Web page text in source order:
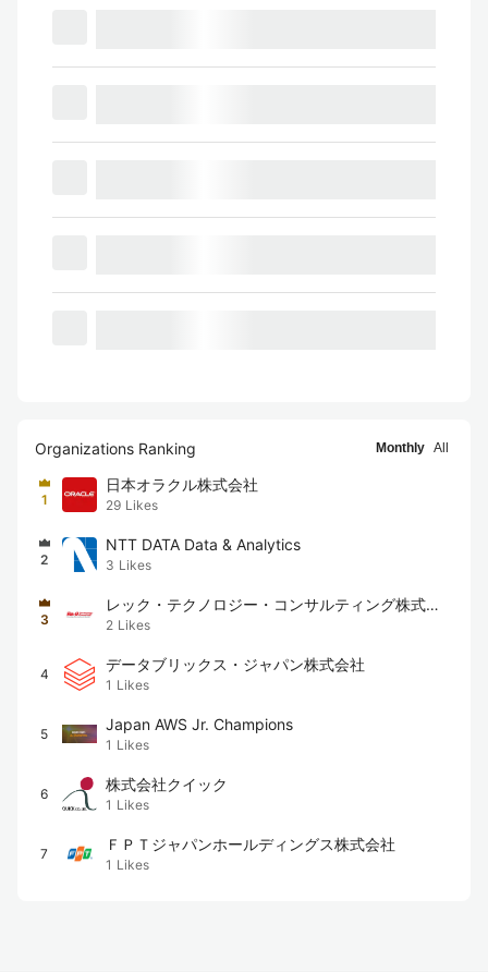
Organizations Ranking Monthly All
1
日本オラクル株式会社
29 Likes
2
NTT DATA Data & Analytics
3 Likes
3
レック・テクノロジー・コンサルティング株式会
社
2 Likes
4
データブリックス・ジャパン株式会社
1 Likes
5
Japan AWS Jr. Champions
1 Likes
6
株式会社クイック
1 Likes
7
ＦＰＴジャパンホールディングス株式会社
1 Likes